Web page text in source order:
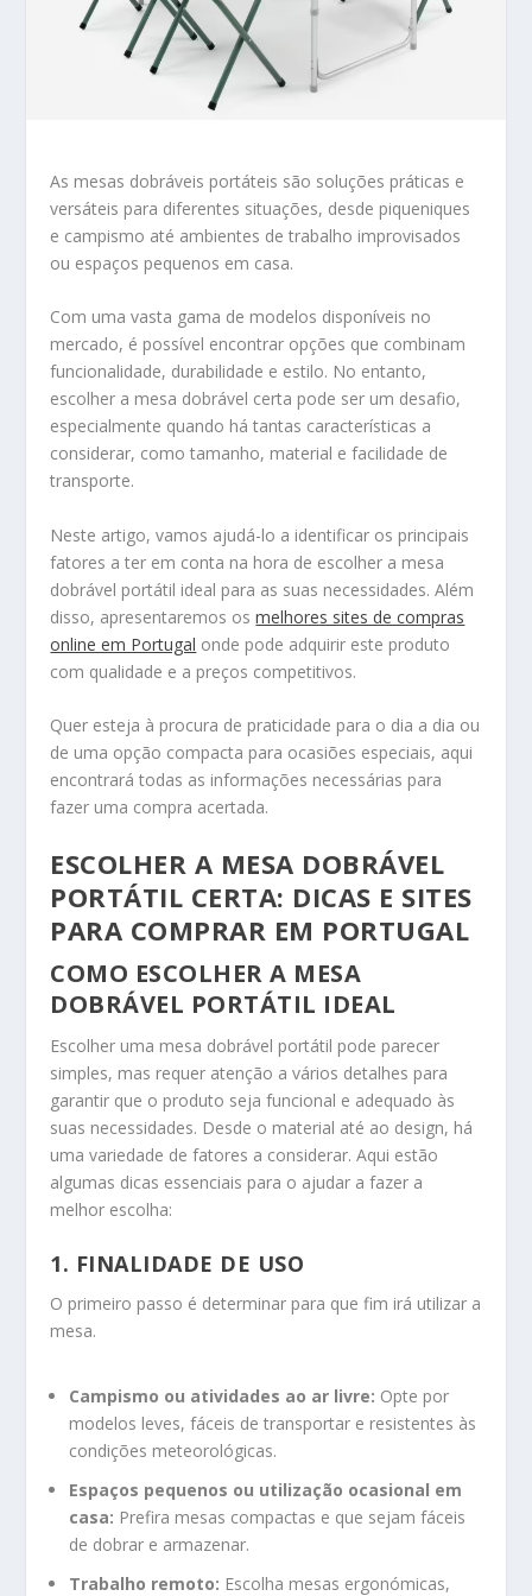
As mesas dobráveis portáteis são soluções práticas e
versáteis para diferentes situações, desde piqueniques
e campismo até ambientes de trabalho improvisados
ou espaços pequenos em casa.
Com uma vasta gama de modelos disponíveis no
mercado, é possível encontrar opções que combinam
funcionalidade, durabilidade e estilo. No entanto,
escolher a mesa dobrável certa pode ser um desafio,
especialmente quando há tantas características a
considerar, como tamanho, material e facilidade de
transporte.
Neste artigo, vamos ajudá-lo a identificar os principais
fatores a ter em conta na hora de escolher a mesa
dobrável portátil ideal para as suas necessidades. Além
disso, apresentaremos osmelhores sites de compras
online em Portugal onde pode adquirir este produto
com qualidade e a preços competitivos.
Quer esteja à procura de praticidade para o dia a dia ou
de uma opção compacta para ocasiões especiais, aqui
encontrará todas as informações necessárias para
fazer uma compra acertada.
ESCOLHER A MESA DOBRÁVEL
PORTÁTIL CERTA: DICAS E SITES
PARA COMPRAR EM PORTUGAL
COMO ESCOLHER A MESA
DOBRÁVEL PORTÁTIL IDEAL
Escolher uma mesa dobrável portátil pode parecer
simples, mas requer atenção a vários detalhes para
garantir que o produto seja funcional e adequado às
suas necessidades. Desde o material até ao design, há
uma variedade de fatores a considerar. Aqui estão
algumas dicas essenciais para o ajudar a fazer a
melhor escolha:
1. FINALIDADE DE USO
O primeiro passo é determinar para que fim irá utilizar a
mesa.
Campismo ou atividades ao ar livre: Opte por
modelos leves, fáceis de transportar e resistentes às
condições meteorológicas.
Espaços pequenos ou utilização ocasional em
casa: Prefira mesas compactas e que sejam fáceis
de dobrar e armazenar.
Trabalho remoto: Escolha mesas ergonómicas,